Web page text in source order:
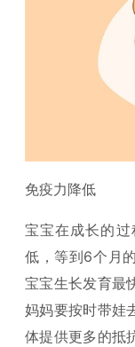
免疫力降低
宝宝在成长的
低，等到6个月
宝宝生长发育最
妈妈要按时带娃
体提供更多的抵